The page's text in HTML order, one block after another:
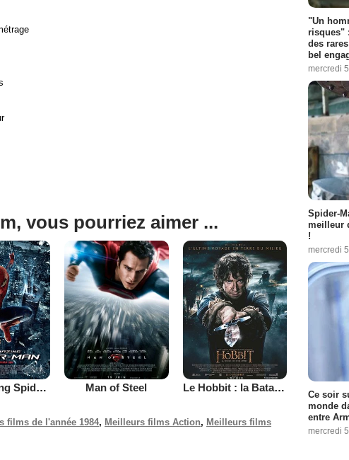
vous pourriez aimer ...
The Amazing Spider-Man Man of Steel Le Hobbit : la Bataille des Cinq Armées
films de l'année 1984, Meilleurs films Action, Meilleurs films
"Un
risques"
des
bel
mercredi
Spider-
meilleur
!
mercredi
Ce soir
monde
entre
mercredi